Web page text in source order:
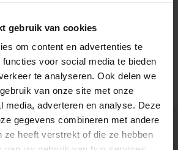
gebruik van cookies
om content en advertenties te
voor social media te bieden
te analyseren. Ook delen we
van onze site met onze
media, adverteren en analyse. Deze
gegevens combineren met andere
ze heeft verstrekt of die ze hebben
TOP
Login voor prijzen
Nieuwsbrief